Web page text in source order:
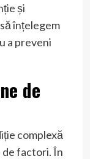
și
înțelegem
a preveni
de
complexă
de factori. În